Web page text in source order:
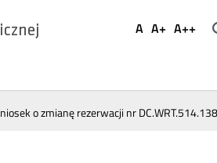
A A+ A++
Media
o zmianę rezerwacji nr